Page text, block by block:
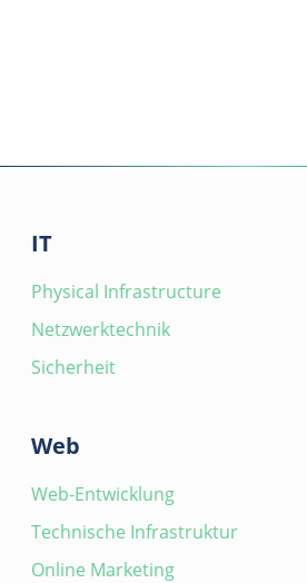
IT
Physical Infrastructure
Netzwerktechnik
Sicherheit
Web
Web-Entwicklung
Technische Infrastruktur
Online Marketing